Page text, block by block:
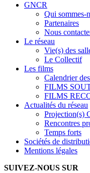
GNCR
Qui sommes-
Partenaires
Nous
Le réseau
Vie(s) des
Le Collectif
Les films
Calendrier
FILMS
FILMS
Actualités du réseau
Projection(s)
Rencontres
Temps forts
Sociétés de
Mentions légales
SUIVEZ-NOUS SUR